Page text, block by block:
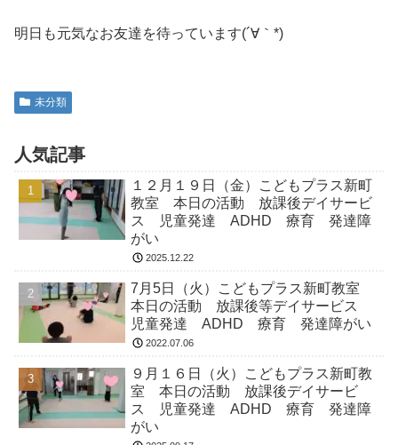
明日も元気なお友達を待っています(´∀｀*)
未分類
人気記事
１２月１９日（金）こどもプラス新町
教室 本日の活動 放課後デイサービ
ス 児童発達 ADHD 療育 発達障
がい
2025.12.22
7月5日（火）こどもプラス新町教室
本日の活動 放課後等デイサービス
児童発達 ADHD 療育 発達障がい
2022.07.06
９月１６日（火）こどもプラス新町教
室 本日の活動 放課後デイサービ
ス 児童発達 ADHD 療育 発達障
がい